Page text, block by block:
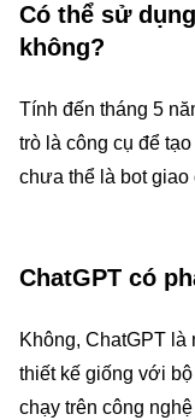
Có thể sử
không?
Tính đến tháng 5
trò là công cụ để
chưa thể là bot giao
ChatGPT có
Không, ChatGPT là
thiết kế giống với
chạy trên công